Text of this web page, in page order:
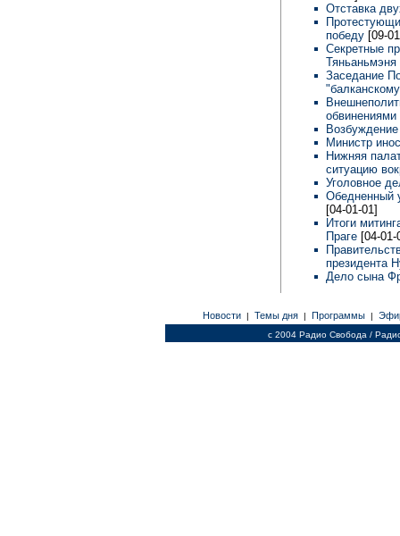
Отставка
победу [09-
Секретные
Тяньаньмэня
Заседание
обвинениями
Министр
Нижняя
ситуацию
Уголовное
Обедненный
[04-01-01]
Итоги
Праге [04-01-
президента
Дело сына
Новости | Темы дня | Программы |
c 2004 Радио Свобода /